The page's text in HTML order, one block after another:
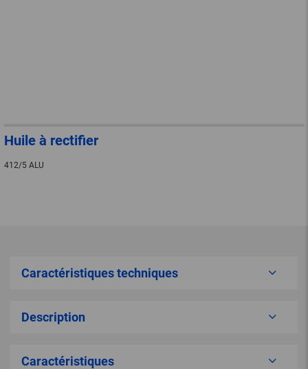
Huile à rectifier
412/5 ALU
Caractéristiques techniques
Description
Caractéristiques